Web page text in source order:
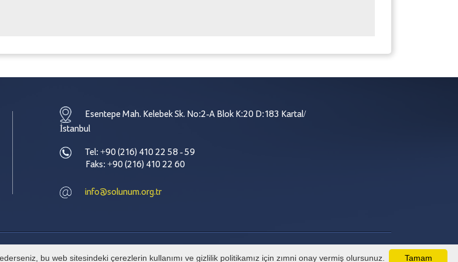
Esentepe Mah. Kelebek Sk. No:2-A Blok K:20 D:183 Kartal/
İstanbul
Tel: +90 (216) 410 22 58 - 59
Faks: +90 (216) 410 22 60
info@solunum.org.tr
Tamam
bu web sitesindeki çerezlerin kullanımı ve gizlilik politikamız için zımni onay vermiş olursunuz.